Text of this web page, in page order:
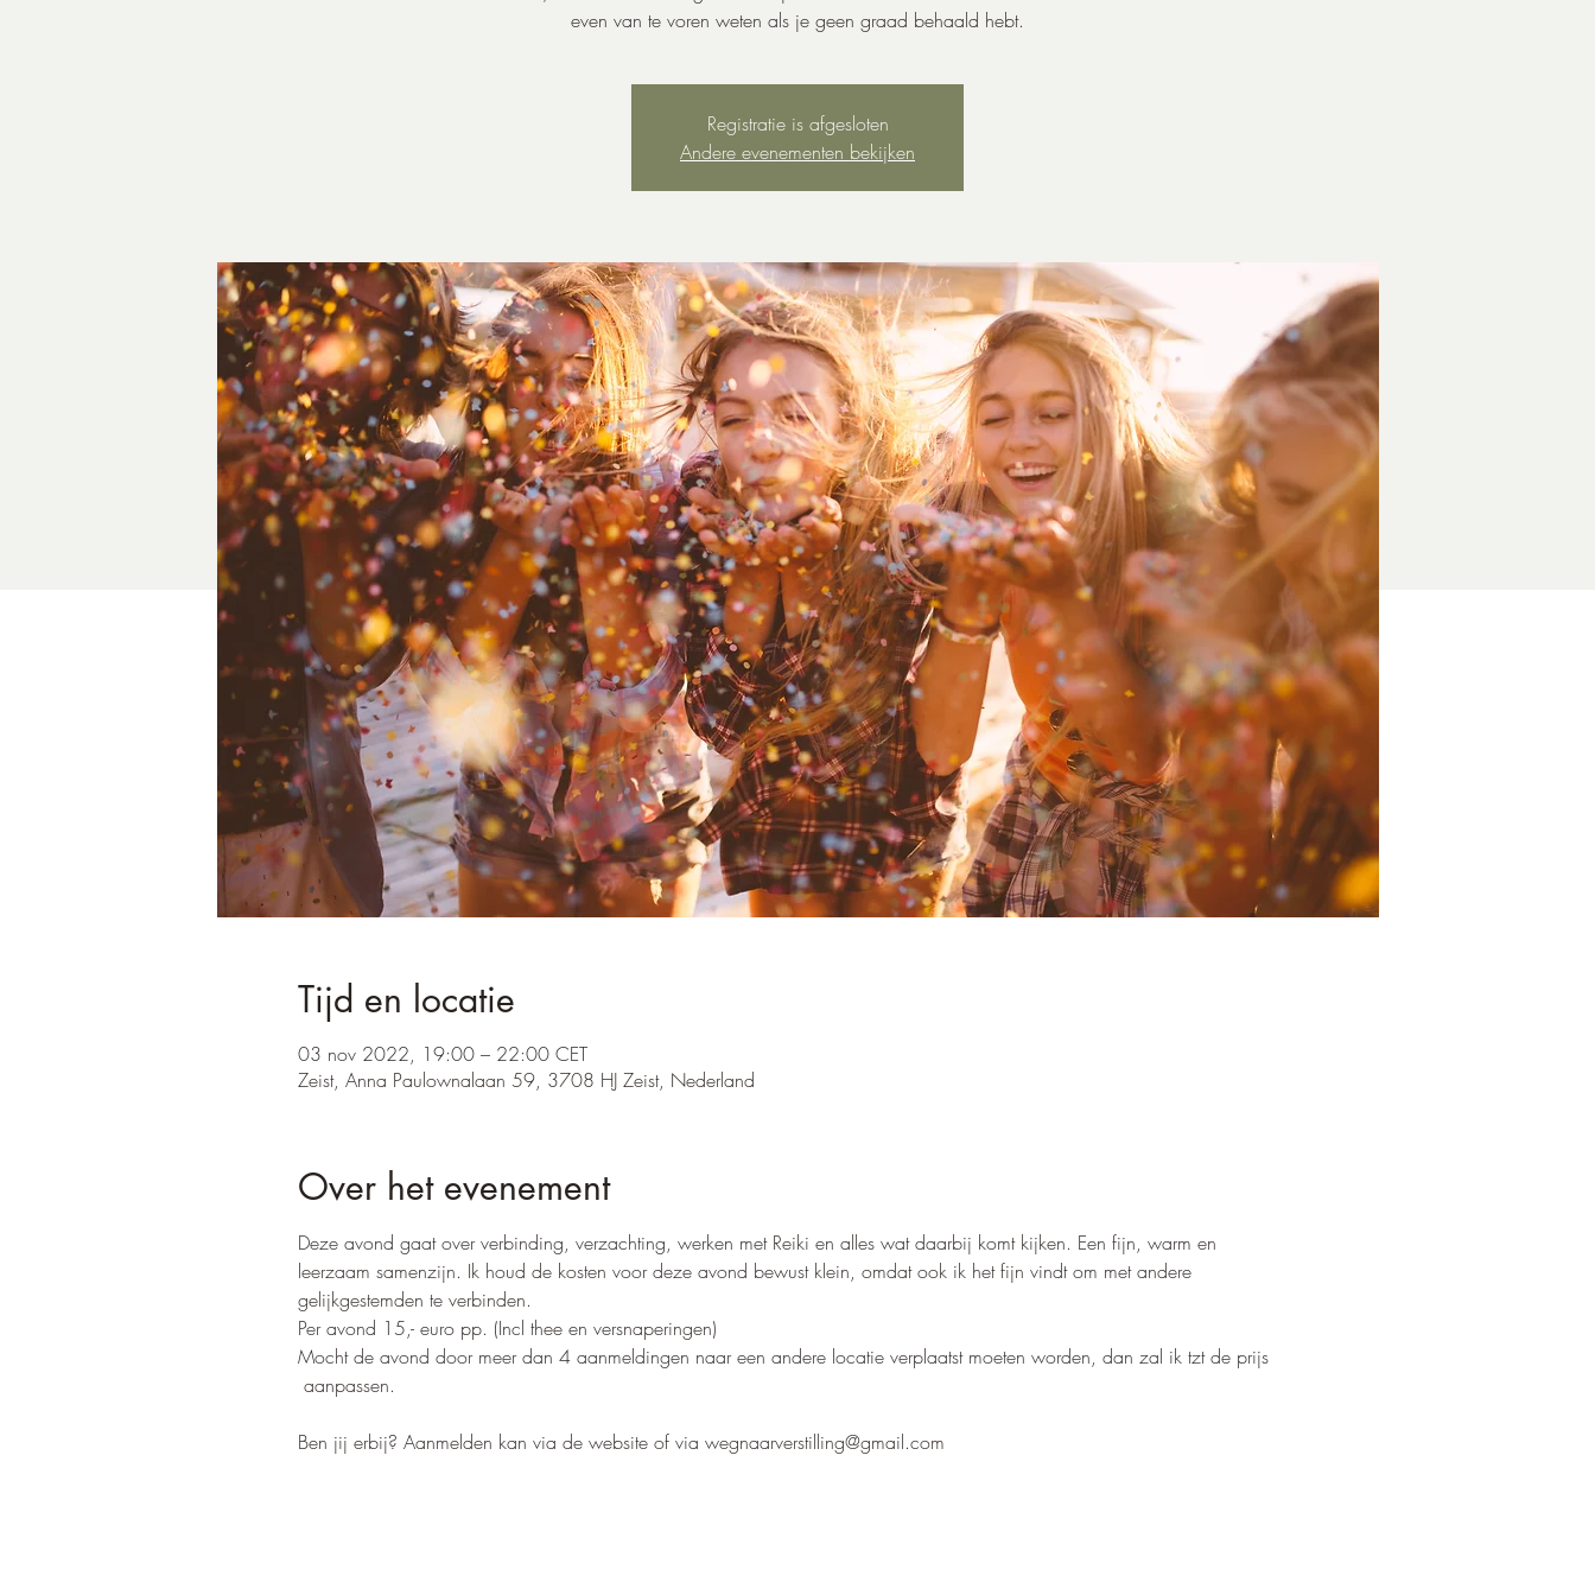
even van te voren weten als je geen graad behaald hebt.
Registratie is afgesloten
Andere evenementen bekijken
Tijd en locatie
03 nov 2022, 19:00 – 22:00 CET
Zeist, Anna Paulownalaan 59, 3708 HJ Zeist, Nederland
Over het evenement
Deze avond gaat over verbinding, verzachting, werken met Reiki en alles wat daarbij komt kijken. Een fijn, warm en
leerzaam samenzijn. Ik houd de kosten voor deze avond bewust klein, omdat ook ik het fijn vindt om met andere
gelijkgestemden te verbinden.
Per avond 15,- euro pp. (Incl thee en versnaperingen)
Mocht de avond door meer dan 4 aanmeldingen naar een andere locatie verplaatst moeten worden, dan zal ik tzt de prijs
aanpassen.
Ben jij erbij? Aanmelden kan via de website of via wegnaarverstilling@gmail.com